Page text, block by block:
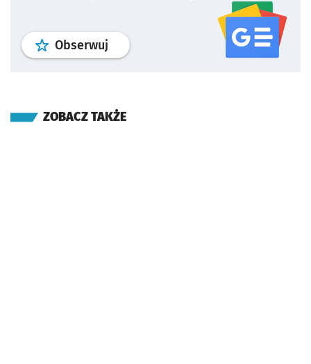
Obserwuj profil serwisu
ZOBACZ TAKŻE